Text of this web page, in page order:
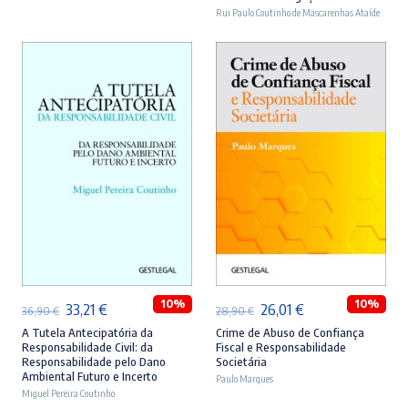
Rui Paulo Coutinho de Mascarenhas Ataíde
36,90€ O
preço
original
era:
33,21 €O
preço
atual
é:
10%
A Tutela Antecipatória da
Responsabilidade Civil: da
Responsabilidade pelo Dano
Ambiental Futuro e Incerto
Miguel Pereira Coutinho
ADICIONAR
28,90€ O
preço
original
era:
26,01 €O
preço
atual
10%
Crime de Abuso de Confiança
Fiscal e Responsabilidade
Societária
Paulo Marques